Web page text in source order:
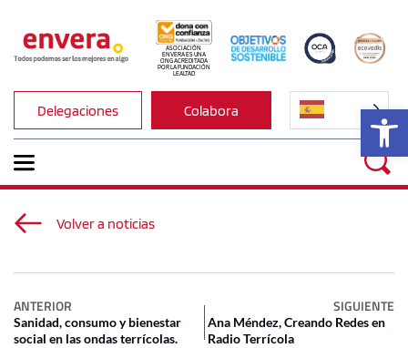
ASOCIACIÓN
ENVERA ES UNA
ONG ACREDITADA
POR LA FUNDACIÓN
LEALTAD
Delegaciones Colabora
Volver a noticias
ANTERIOR SIGUIENTE
Sanidad, consumo y bienestar
social en las ondas terrícolas.
Ana Méndez, Creando Redes en
Radio Terrícola